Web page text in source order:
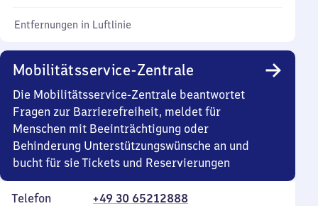
Entfernungen in Luftlinie
Mobilitätsservice-Zentrale
Die Mobilitätsservice-Zentrale beantwortet
Fragen zur Barrierefreiheit, meldet für
Menschen mit Beeinträchtigung oder
Behinderung Unterstützungswünsche an und
bucht für sie Tickets und Reservierungen
Telefon
+49 30 65212888